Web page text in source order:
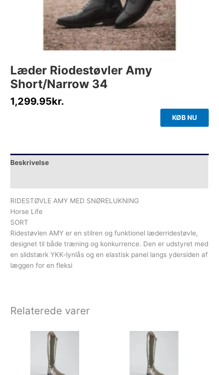
Læder Riodestøvler Amy
Short/Narrow 34
1,299.95kr.
KØB NU
Beskrivelse
RIDESTØVLE AMY MED SNØRELUKNING
Horse Life
SORT
Ridestøvlen AMY er en stilren og funktionel læderridestøvle,
designet til både træning og konkurrence. Den er udstyret med
en slidstærk YKK-lynlås og en elastisk panel langs ydersiden af
læggen for en fleksi
Relaterede varer